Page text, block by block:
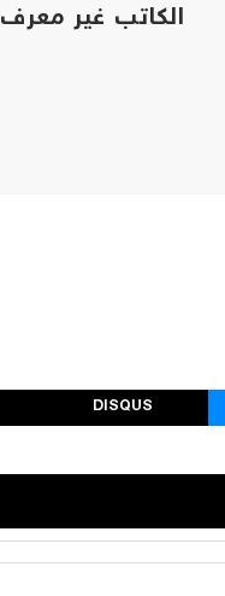
الكاتب غير معرف
DISQUS